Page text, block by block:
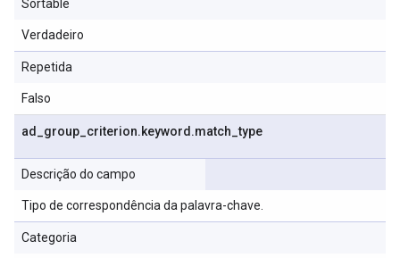
Sortable
Verdadeiro
Repetida
Falso
ad group criterion.keyword .match _type
Descrição do campo
Tipo de correspondência da palavra-chave.
Categoria